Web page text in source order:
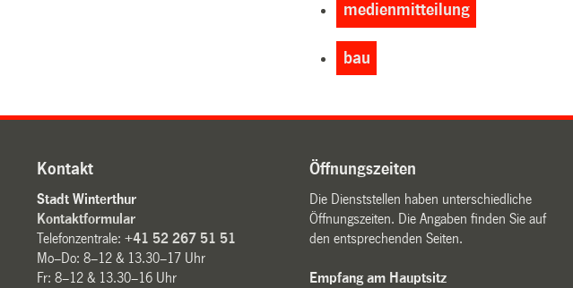
medienmitteilung
bau
Kontakt
Stadt Winterthur
Kontaktformular
Telefonzentrale:+41 52 267 51 51
Mo–Do: 8–12 & 13.30–17 Uhr
Fr: 8–12 & 13.30–16 Uhr
Öffnungszeiten
Die Dienststellen haben unterschiedliche
Öffnungszeiten. Die Angaben finden Sie auf
den entsprechenden Seiten.
Empfang am Hauptsitz